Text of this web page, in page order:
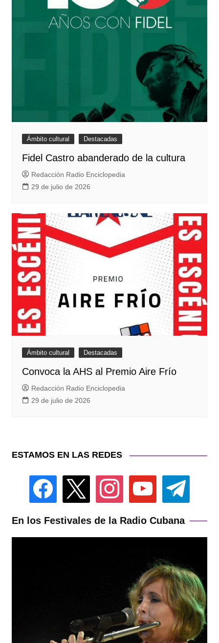
Ámbito cultural Destacadas
Fidel Castro abanderado de la cultura
Redacción Radio Enciclopedia
29 de julio de 2026
Ámbito cultural Destacadas
Convoca la AHS al Premio Aire Frío
Redacción Radio Enciclopedia
29 de julio de 2026
ESTAMOS EN LAS REDES
facebook instagram youtube telegram
En los Festivales de la Radio Cubana